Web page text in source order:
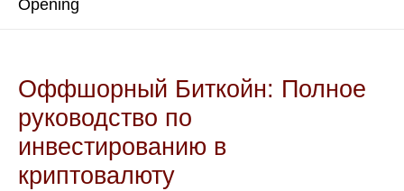
Оффшорный Биткойн: Полное
руководство по
инвестированию в
криптовалюту